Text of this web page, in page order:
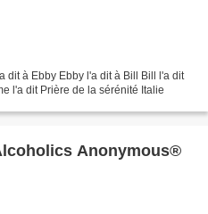
dit à Ebby Ebby l'a dit à Bill Bill l'a dit
au Dr Bob Grâce à Dieu, quelqu'un me l'a dit Prière de la sérénité Italie
Anonymous®